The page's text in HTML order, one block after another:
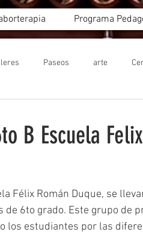
Programa
Paseos arte
B Escuela
Félix Román Duque, se
6to grado. Este grupo de
los estudiantes por las